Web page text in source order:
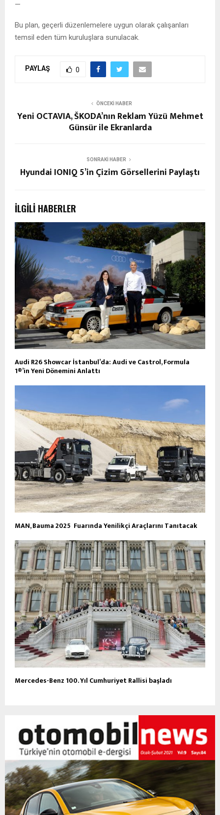
—
Bu plan, geçerli düzenlemelere uygun olarak çalışanları
temsil eden tüm kuruluşlara sunulacak.
PAYLAŞ 0
ÖNCEKI HABER
Yeni OCTAVIA, ŠKODA’nın Reklam Yüzü Mehmet
Günsür ile Ekranlarda
SONRAKI HABER
Hyundai IONIQ 5’in Çizim Görsellerini Paylaştı
İLGILI HABERLER
Audi R26 Showcar İstanbul’da: Audi ve Castrol, Formula
1®’in Yeni Dönemini Anlattı
MAN, Bauma 2025 Fuarında Yenilikçi Araçlarını Tanıtacak
Mercedes-Benz 100. Yıl Cumhuriyet Rallisi başladı